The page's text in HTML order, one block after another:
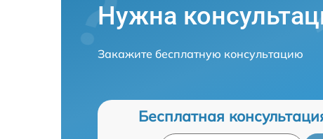
Нужна
Закажите бесплатную консультацию
Бесплатная